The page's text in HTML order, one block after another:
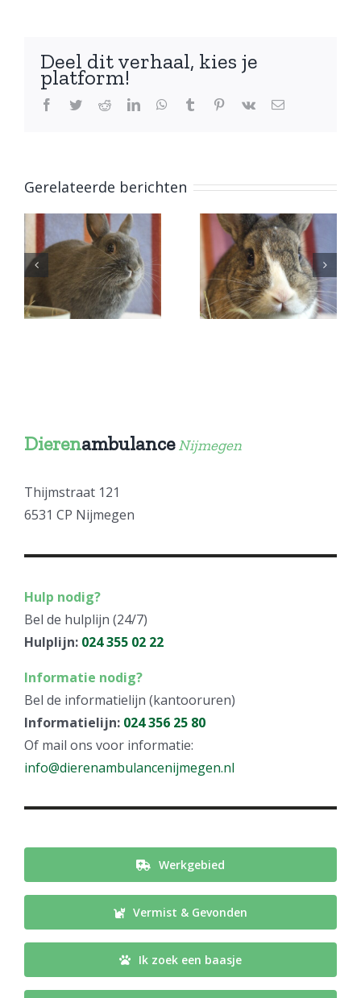
Deel dit verhaal, kies je
platform!
Facebook
TwitterRedditLinkedInWhatsApp
Tumblr Pinterest
Vk
E-
Gerelateerde berichten
Lenny –
Ram
Olly – Ram
Dierenambulance Nijmegen
Thijmstraat 121
6531 CP Nijmegen
Hulp nodig?
Bel de hulplijn (24/7)
Hulplijn: 024 355 02 22
Informatie nodig?
Bel de informatielijn (kantooruren)
Informatielijn: 024 356 25 80
Of mail ons voor informatie:
info@dierenambulancenijmegen.nl
Werkgebied
Vermist & Gevonden
Ik zoek een baasje